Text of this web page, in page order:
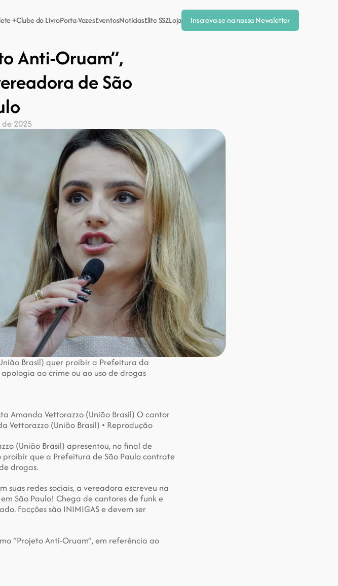
+Clube do LivroPorta-VozesEventosNotíciasElite SSZLoja Inscreva-se na nossa Newsletter
Anti-Oruam”,
de São
2025
Brasil) quer proibir a Prefeitura da
ao crime ou ao uso de drogas
Amanda Vettorazzo (União Brasil) O cantor
(União Brasil) • Reprodução
(União Brasil) apresentou, no final de
que a Prefeitura de São Paulo contrate
drogas.
redes sociais, a vereadora escreveu na
São Paulo! Chega de cantores de funk e
Facções são INIMIGAS e devem ser
“Projeto Anti-Oruam”, em referência ao